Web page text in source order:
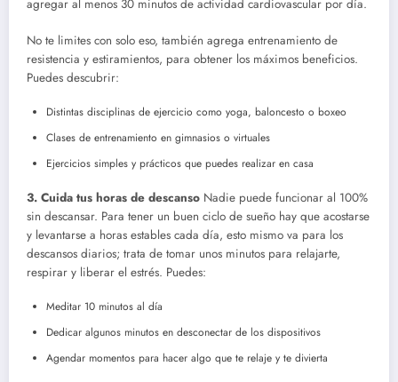
agregar al menos 30 minutos de actividad cardiovascular por día.
No te limites con solo eso, también agrega entrenamiento de
resistencia y estiramientos, para obtener los máximos beneficios.
Puedes descubrir:
Distintas disciplinas de ejercicio como yoga, baloncesto o boxeo
Clases de entrenamiento en gimnasios o virtuales
Ejercicios simples y prácticos que puedes realizar en casa
3. Cuida tus horas de descanso Nadie puede funcionar al 100%
sin descansar. Para tener un buen ciclo de sueño hay que acostarse
y levantarse a horas estables cada día, esto mismo va para los
descansos diarios; trata de tomar unos minutos para relajarte,
respirar y liberar el estrés. Puedes:
Meditar 10 minutos al día
Dedicar algunos minutos en desconectar de los dispositivos
Agendar momentos para hacer algo que te relaje y te divierta